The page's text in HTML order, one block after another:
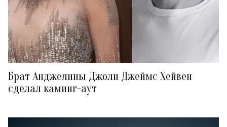
Брат Анджелины Джоли Джеймс Хейвен
сделал каминг-аут